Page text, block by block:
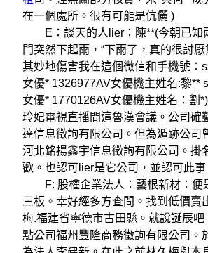
在一個處所。很有可能是伉儷 )
E：談天的人lier：陳**(今朝已知
門突然下起雨，“下雨了，真的很討
其妙地傷害我在這個微信和手機號：
女優* 1326977AV女優機主姓名:黎**
女優* 1770126AV女優機主姓名：劉
玲妃電視直播間這魯漢會議。公司確
達信息徵詢有限公司。但為遁跡公司
河北銘揚鑫宇信息徵詢有限公司。掛
歡。也認可lier是它公司，並認可此事
F: 股權企業法人：藝根新材：便
三板。幸好經多方查問。找到低價賣
梅.福建省寧德市古田縣。就說誕辰
點公司福州豐隆商務徵詢有限公司。